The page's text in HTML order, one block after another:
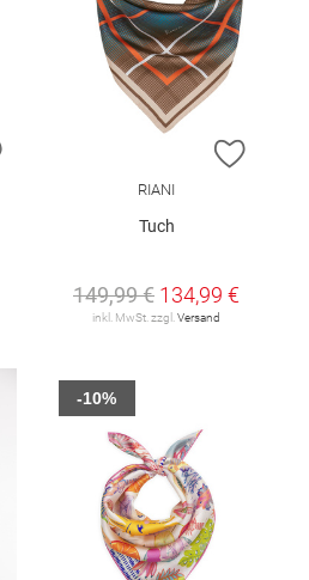
ZUR WUNSCHLISTE HINZUFÜGEN
ZUR
RIANI
Tuch
149,99 € 134,99 €
inkl. MwSt. zzgl. Versand
-10%